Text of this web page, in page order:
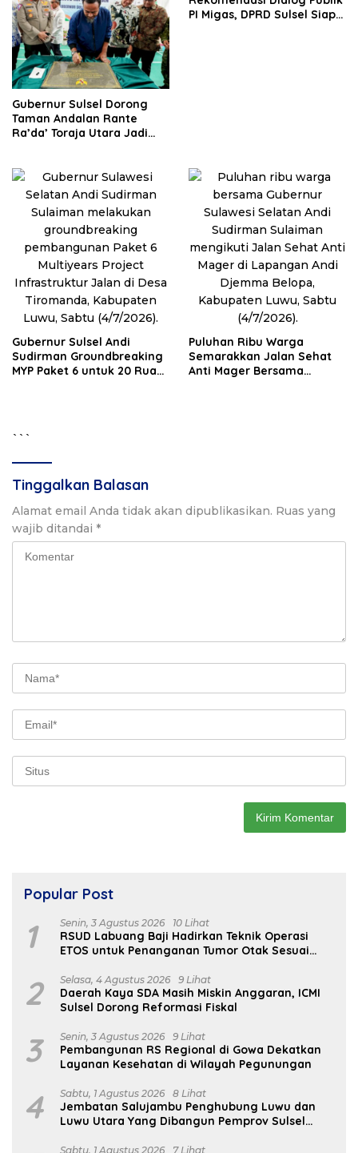
Gubernur Sulsel Dorong
Taman Andalan Rante
Ra’da’ Toraja Utara Jadi
PI Migas, DPRD Sulsel Siap
Gubernur Sulsel Andi
Sudirman Groundbreaking
MYP Paket 6 untuk 20 Ruas
Puluhan Ribu Warga
Semarakkan Jalan Sehat
Anti Mager Bersama
```
Tinggalkan Balasan
Alamat email Anda tidak akan dipublikasikan. Ruas yang
wajib ditandai *
Popular Post
1 Senin, 3 Agustus 2026 10 Lihat
RSUD Labuang Baji Hadirkan Teknik Operasi
ETOS untuk Penanganan Tumor Otak Sesuai
2 Selasa, 4 Agustus 2026 9 Lihat
Daerah Kaya SDA Masih Miskin Anggaran, ICMI
Sulsel Dorong Reformasi Fiskal
3 Senin, 3 Agustus 2026 9 Lihat
Pembangunan RS Regional di Gowa Dekatkan
Layanan Kesehatan di Wilayah Pegunungan
4 Sabtu, 1 Agustus 2026 8 Lihat
Jembatan Salujambu Penghubung Luwu dan
Luwu Utara Yang Dibangun Pemprov Sulsel
Sabtu, 1 Agustus 2026 7 Lihat